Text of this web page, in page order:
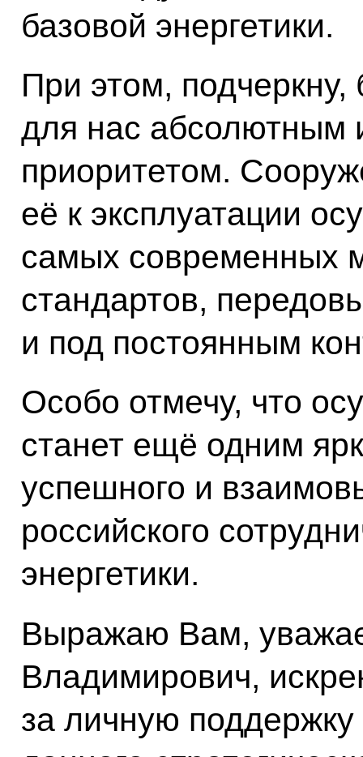
базовой энергетики.
При этом, подчеркну,
для нас абсолютным
приоритетом.
её к эксплуатации
самых современных
стандартов,
и под постоянным
Особо отмечу, что
станет ещё одним
успешного и
российского
энергетики.
Выражаю Вам,
Владимирович,
за личную